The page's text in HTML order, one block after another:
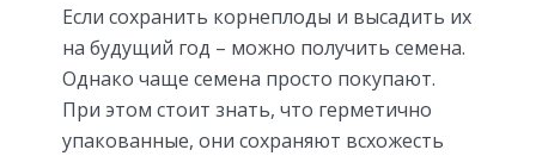
Если сохранить корнеплоды и высадить их
на будущий год – можно получить семена.
Однако чаще семена просто покупают.
При этом стоит знать, что герметично
упакованные, они сохраняют всхожесть